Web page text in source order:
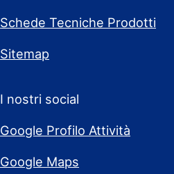
Schede Tecniche Prodotti
Sitemap
I nostri social
Google Profilo Attività
Google Maps